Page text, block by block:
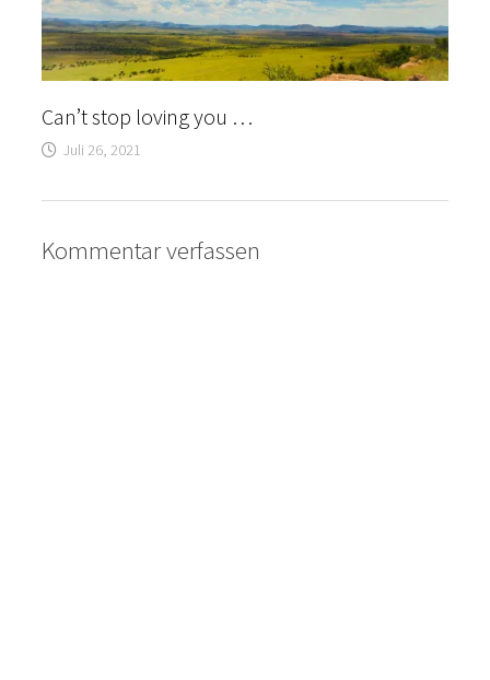
Can’t stop loving you …
Juli 26, 2021
Kommentar verfassen